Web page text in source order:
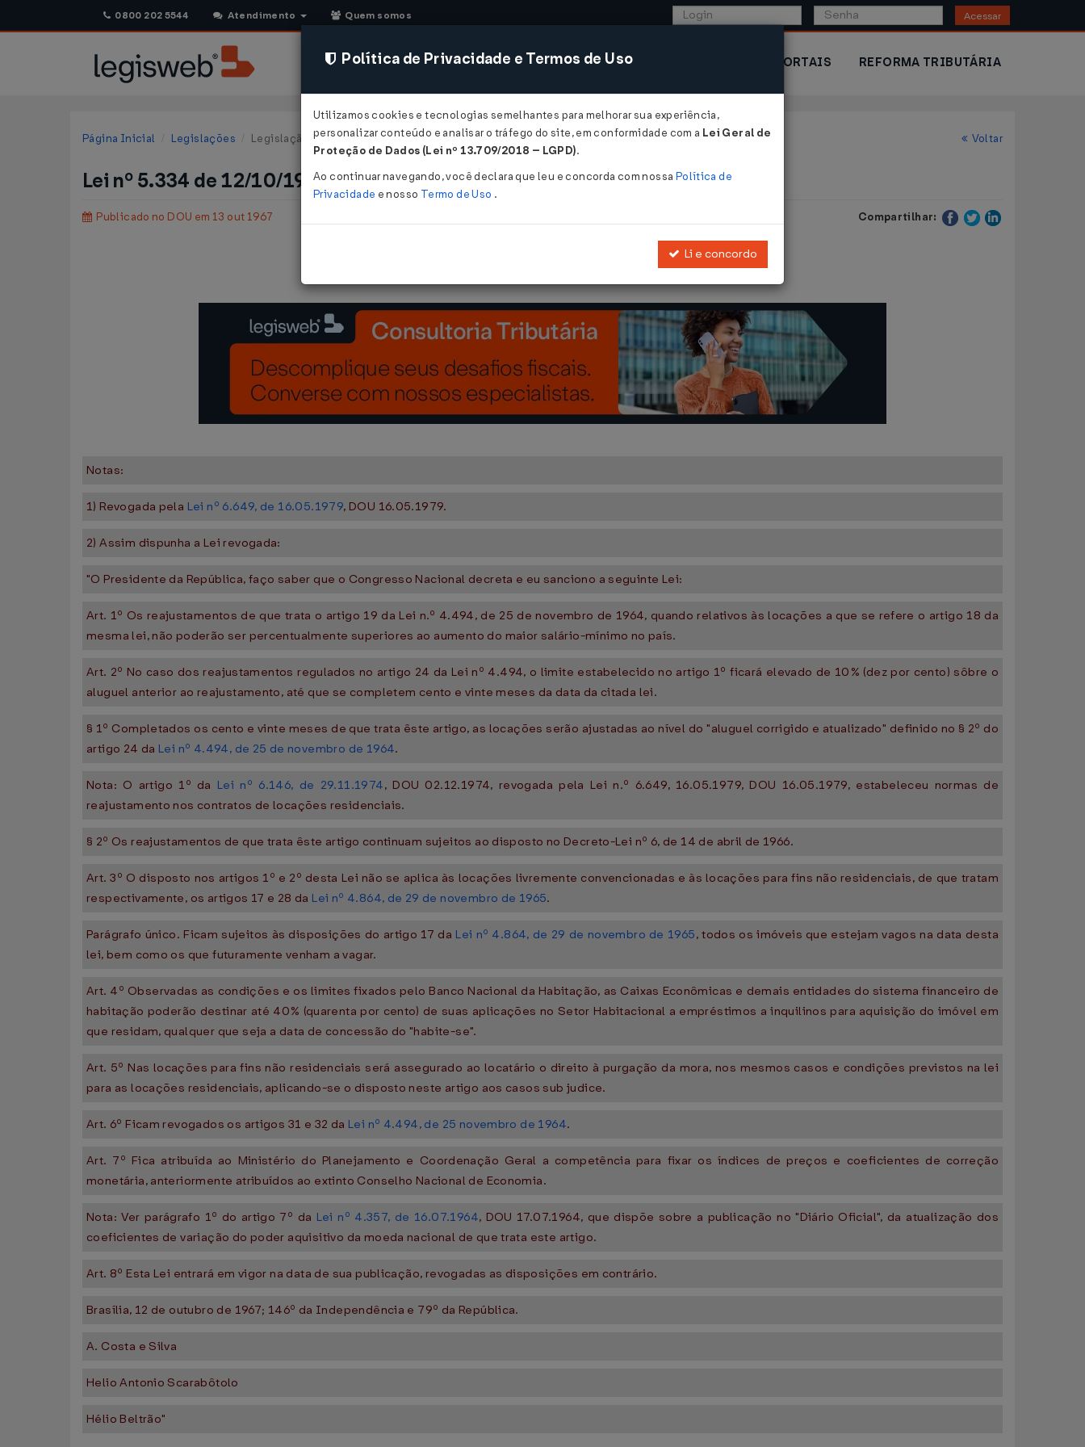
0800 202 5544 Atendimento Quem somos Acessar
CONSULTORIA SISTEMAS COMÉRCIO EXTERIOR PORTAIS REFORMA TRIBUTÁRIA
Página Inicial Legislações Legislação Federal Voltar
Lei nº 5.334 de 12/10/1967
Publicado no DOU em 13 out 1967 Compartilhar:
Estabelece limitações ao reajustamento de aluguéis e dá outras providências.
Notas:
1) Revogada pela Lei nº 6.649, de 16.05.1979, DOU 16.05.1979.
2) Assim dispunha a Lei revogada:
"O Presidente da República, faço saber que o Congresso Nacional decreta e eu sanciono a seguinte Lei:
Art. 1º Os reajustamentos de que trata o artigo 19 da Lei n.º 4.494, de 25 de novembro de 1964, quando relativos às locações a que se refere o artigo 18 da
mesma lei, não poderão ser percentualmente superiores ao aumento do maior salário-mínimo no país.
Art. 2º No caso dos reajustamentos regulados no artigo 24 da Lei nº 4.494, o limite estabelecido no artigo 1º ficará elevado de 10% (dez por cento) sôbre o
aluguel anterior ao reajustamento, até que se completem cento e vinte meses da data da citada lei.
§ 1º Completados os cento e vinte meses de que trata êste artigo, as locações serão ajustadas ao nível do "aluguel corrigido e atualizado" definido no § 2º do
artigo 24 da Lei nº 4.494, de 25 de novembro de 1964.
Nota: O artigo 1º da Lei nº 6.146, de 29.11.1974, DOU 02.12.1974, revogada pela Lei n.º 6.649, 16.05.1979, DOU 16.05.1979, estabeleceu normas de
reajustamento nos contratos de locações residenciais.
§ 2º Os reajustamentos de que trata êste artigo continuam sujeitos ao disposto no Decreto-Lei nº 6, de 14 de abril de 1966.
Art. 3º O disposto nos artigos 1º e 2º desta Lei não se aplica às locações livremente convencionadas e às locações para fins não residenciais, de que tratam
respectivamente, os artigos 17 e 28 da Lei nº 4.864, de 29 de novembro de 1965.
Parágrafo único. Ficam sujeitos às disposições do artigo 17 da Lei nº 4.864, de 29 de novembro de 1965, todos os imóveis que estejam vagos na data desta
lei, bem como os que futuramente venham a vagar.
Art. 4º Observadas as condições e os limites fixados pelo Banco Nacional da Habitação, as Caixas Econômicas e demais entidades do sistema financeiro de
habitação poderão destinar até 40% (quarenta por cento) de suas aplicações no Setor Habitacional a empréstimos a inquilinos para aquisição do imóvel em
que residam, qualquer que seja a data de concessão do "habite-se".
Art. 5º Nas locações para fins não residenciais será assegurado ao locatário o direito à purgação da mora, nos mesmos casos e condições previstos na lei
para as locações residenciais, aplicando-se o disposto neste artigo aos casos sub judice.
Art. 6º Ficam revogados os artigos 31 e 32 da Lei nº 4.494, de 25 novembro de 1964.
Art. 7º Fica atribuída ao Ministério do Planejamento e Coordenação Geral a competência para fixar os índices de preços e coeficientes de correção
monetária, anteriormente atribuídos ao extinto Conselho Nacional de Economia.
Nota: Ver parágrafo 1º do artigo 7º da Lei nº 4.357, de 16.07.1964, DOU 17.07.1964, que dispõe sobre a publicação no "Diário Oficial", da atualização dos
coeficientes de variação do poder aquisitivo da moeda nacional de que trata este artigo.
Art. 8º Esta Lei entrará em vigor na data de sua publicação, revogadas as disposições em contrário.
Brasília, 12 de outubro de 1967; 146º da Independência e 79º da República.
A. Costa e Silva
Helio Antonio Scarabôtolo
Hélio Beltrão"
Política de Privacidade e Termos de Uso
Utilizamos cookies e tecnologias semelhantes para melhorar sua experiência,
personalizar conteúdo e analisar o tráfego do site, em conformidade com a Lei Geral de
Proteção de Dados (Lei nº 13.709/2018 – LGPD).
Ao continuar navegando, você declara que leu e concorda com nossa Política de
Privacidade e nosso Termo de Uso .
Li e concordo